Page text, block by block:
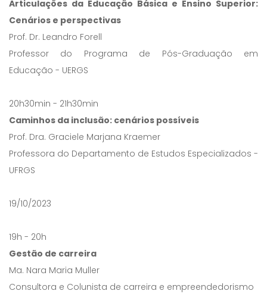
Articulações da Educação Básica e Ensino Superior:
Cenários e perspectivas
Prof. Dr. Leandro Forell
Professor do Programa de Pós-Graduação em
Educação - UERGS
20h30min - 21h30min
Caminhos da inclusão: cenários possíveis
Prof. Dra. Graciele Marjana Kraemer
Professora do Departamento de Estudos Especializados -
UFRGS
19/10/2023
19h - 20h
Gestão de carreira
Ma. Nara Maria Muller
Consultora e Colunista de carreira e empreendedorismo